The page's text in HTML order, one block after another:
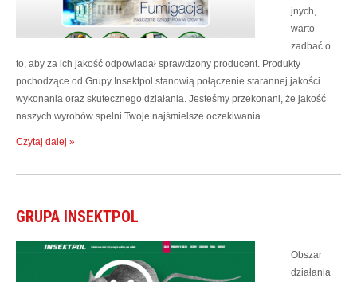
jnych,
warto
zadbać o
to, aby za ich jakość odpowiadał sprawdzony producent. Produkty
pochodzące od Grupy Insektpol stanowią połączenie starannej jakości
wykonania oraz skutecznego działania. Jesteśmy przekonani, że jakość
naszych wyrobów spełni Twoje najśmielsze oczekiwania.
Czytaj dalej »
GRUPA INSEKTPOL
Obszar
działania